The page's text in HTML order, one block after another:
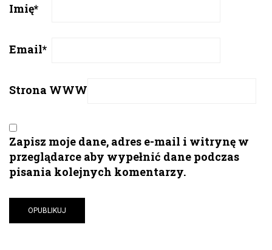
Imię*
Email*
Strona WWW
Zapisz moje dane, adres e-mail i witrynę w
przeglądarce aby wypełnić dane podczas
pisania kolejnych komentarzy.